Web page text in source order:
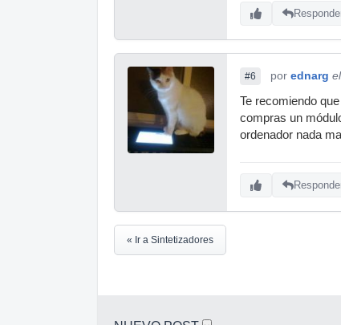
#6 por ednarg
Te recomiendo
compras un
ordenador nada
« Ir a Sintetizadores